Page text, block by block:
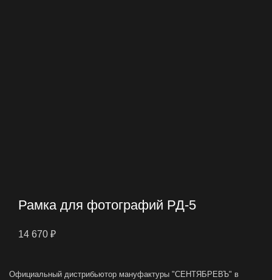
Рамка для фотографий РД-5
14 670 ₽
Официальный дистрибьютор мануфактуры "СЕНТЯБРЕВЪ" в